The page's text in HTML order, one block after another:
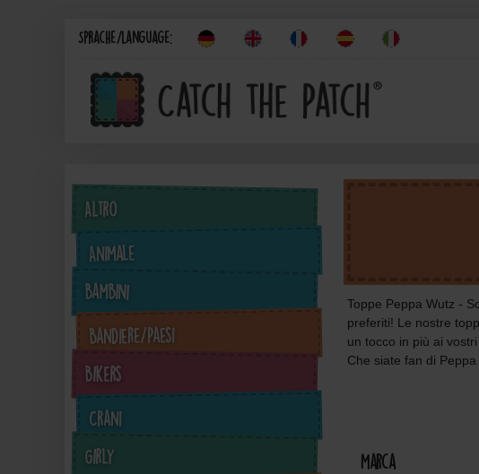
Sprache/Language:
Altro
Animale
Bambini
Bandiere/Paesi
Bikers
Crani
Girly
Toppe Peppa Wutz -
preferiti! Le nostre
un tocco in più ai
Che siate fan di
Marca